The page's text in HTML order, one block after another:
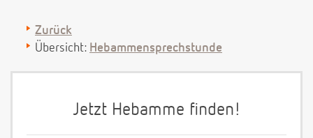
Zurück
Übersicht: Hebammensprechstunde
Jetzt Hebamme finden!